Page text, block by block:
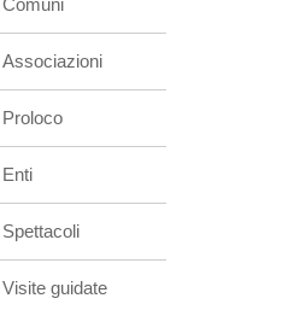
Comuni
Associazioni
Proloco
Enti
Spettacoli
Visite guidate